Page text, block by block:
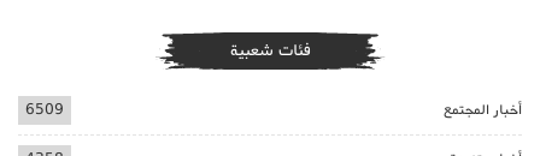
فئات شعبية
أخبار المجتمع 6509